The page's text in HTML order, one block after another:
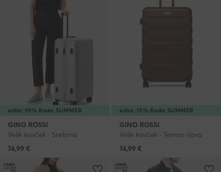
extra -15% Koda: SUMMER
GINO ROSSI
Velik kovček · Srebrna
74,99 €
extra -15% Koda: SUMMER
GINO ROSSI
Velik kovček · Temno rjava
74,99 €